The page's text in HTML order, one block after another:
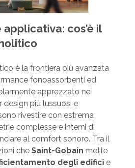
cos’è il
è la frontiera più avanzata
fonoassorbenti ed
apprezzato nei
più lussuosi e
rivestire con estrema
complesse e interni di
al comfort sonoro. Tra il
che Saint-Gobain mette
degli edifici e